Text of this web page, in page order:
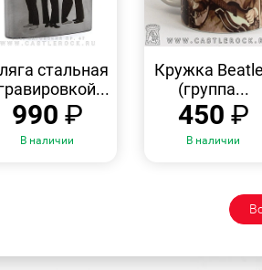
стальная
990 ₽
В наличии
ПРОСМОТР
Кружка
(группа...
450 ₽
В наличии